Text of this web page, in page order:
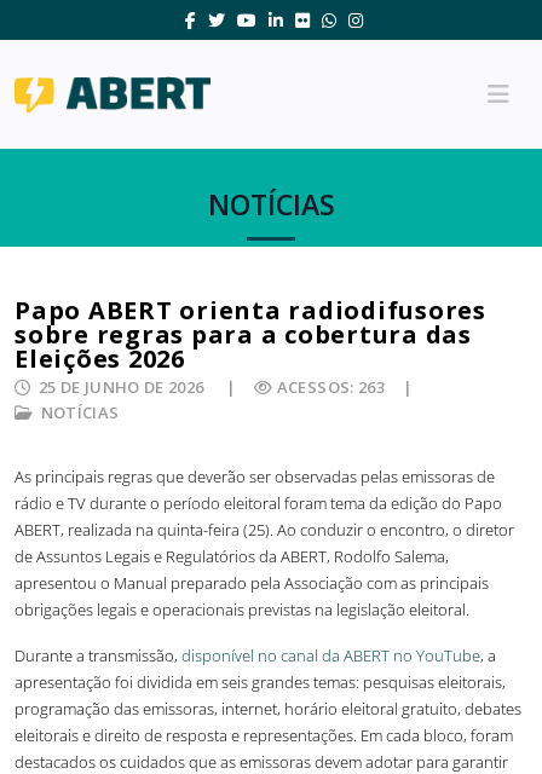
NOTÍCIAS
Papo ABERT orienta radiodifusores
sobre regras para a cobertura das
Eleições 2026
NOTÍCIAS
25 DE JUNHO DE 2026 ACESSOS: 263
As principais regras que deverão ser observadas pelas emissoras de
rádio e TV durante o período eleitoral foram tema da edição do Papo
ABERT, realizada na quinta-feira (25). Ao conduzir o encontro, o diretor
de Assuntos Legais e Regulatórios da ABERT, Rodolfo Salema,
apresentou o Manual preparado pela Associação com as principais
obrigações legais e operacionais previstas na legislação eleitoral.
Durante a transmissão, disponível no canal da ABERT no YouTube, a
apresentação foi dividida em seis grandes temas: pesquisas eleitorais,
programação das emissoras, internet, horário eleitoral gratuito, debates
eleitorais e direito de resposta e representações. Em cada bloco, foram
destacados os cuidados que as emissoras devem adotar para garantir